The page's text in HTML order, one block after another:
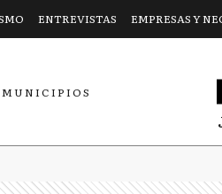
ENTREVISTAS EMPRESAS Y
MUNICIPIOS